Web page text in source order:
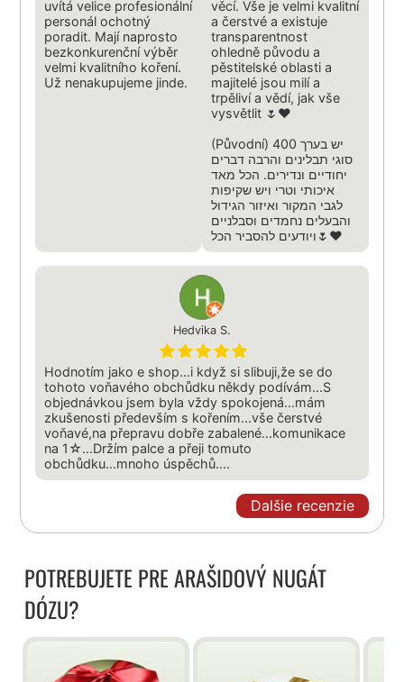
uvítá velice profesionální
personál ochotný
poradit. Mají naprosto
bezkonkurenční výběr
velmi kvalitního koření.
Už nenakupujeme jinde.
věcí. Vše je velmi kvalitní
a čerstvé a existuje
transparentnost
ohledně původu a
pěstitelské oblasti a
majitelé jsou milí a
trpěliví a vědí, jak vše
vysvětlit 🌷❤️
(Původní) יש בערך 400
סוגי תבלינים והרבה דברים
יחודיים ונדירים. הכל מאד
איכותי וטרי ויש שקיפות
לגבי המקור ואיזור הגידול
והבעלים נחמדים וסבלניים
ויודעים להסביר הכל🌷❤️‎
Hedvika S.
Hodnotím jako e shop...i když si slibuji,že se do
tohoto voňavého obchůdku někdy podívám...S
objednávkou jsem byla vždy spokojená...mám
zkušenosti především s kořením...vše čerstvé
voňavé,na přepravu dobře zabalené...komunikace
na 1☆...Držím palce a přeji tomuto
obchůdku...mnoho úspěchů....
Dalšie recenzie
POTREBUJETE PRE ARAŠIDOVÝ NUGÁT
DÓZU?